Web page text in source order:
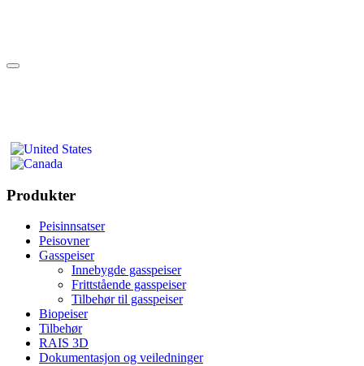
Produkter
Peisinnsatser
Peisovner
Gasspeiser
Innebygde gasspeiser
Frittstående gasspeiser
Tilbehør til gasspeiser
Biopeiser
Tilbehør
RAIS 3D
Dokumentasjon og veiledninger